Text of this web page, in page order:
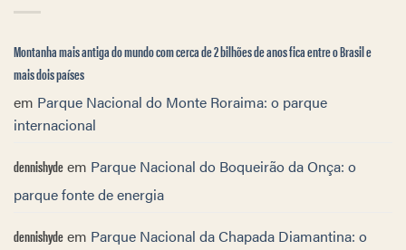
Montanha mais antiga do mundo com cerca de 2 bilhões de anos fica entre o Brasil e
mais dois países
em Parque Nacional do Monte Roraima: o parque
internacional
dennishydeem Parque Nacional do Boqueirão da Onça: o
parque fonte de energia
dennishydeem Parque Nacional da Chapada Diamantina: o